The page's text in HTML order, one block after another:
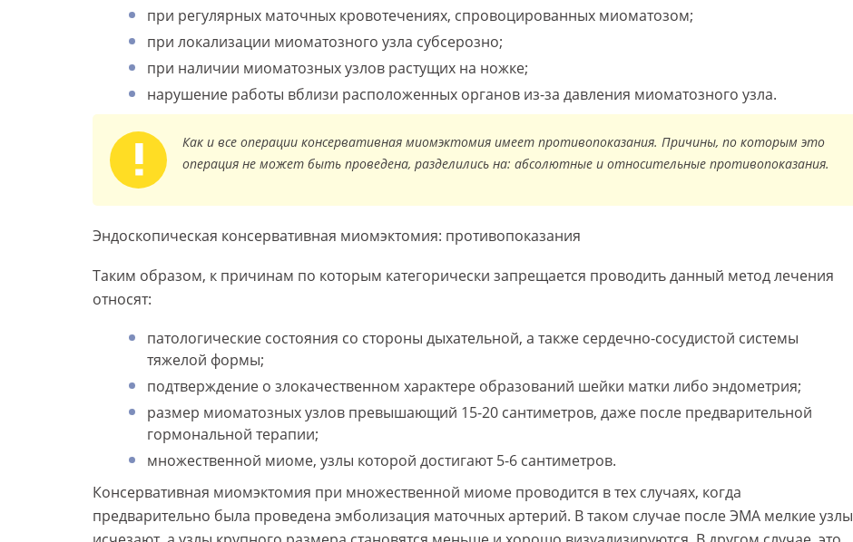
при регулярных маточных кровотечениях, спровоцированных миоматозом;
при локализации миоматозного узла субсерозно;
при наличии миоматозных узлов растущих на ножке;
нарушение работы вблизи расположенных органов из-за давления миоматозного узла.
Как и все операции консервативная миомэктомия имеет противопоказания. Причины, по которым это
операция не может быть проведена, разделились на: абсолютные и относительные противопоказания.
Эндоскопическая консервативная миомэктомия: противопоказания
Таким образом, к причинам по которым категорически запрещается проводить данный метод лечения
относят:
патологические состояния со стороны дыхательной, а также сердечно-сосудистой системы
тяжелой формы;
подтверждение о злокачественном характере образований шейки матки либо эндометрия;
размер миоматозных узлов превышающий 15-20 сантиметров, даже после предварительной
гормональной терапии;
множественной миоме, узлы которой достигают 5-6 сантиметров.
Консервативная миомэктомия при множественной миоме проводится в тех случаях, когда
предварительно была проведена эмболизация маточных артерий. В таком случае после ЭМА мелкие узлы